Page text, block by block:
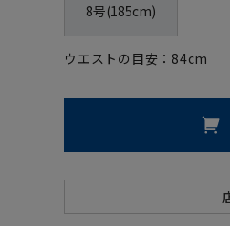
8号(185cm)
ウエストの目安： 84cm